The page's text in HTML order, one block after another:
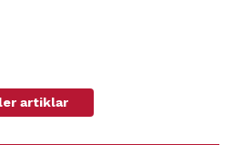
artiklarfrån
hemsidan.